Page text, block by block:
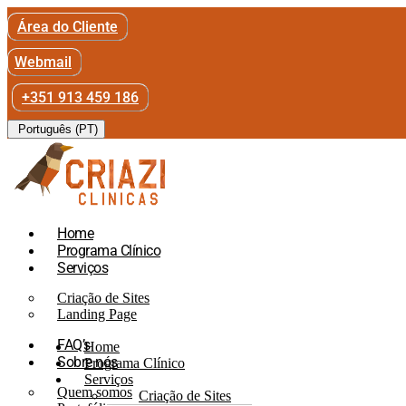
Área do Cliente
Webmail
+351 913 459 186
Português (PT)
Home
Programa Clínico
Serviços
Criação de Sites
Landing Page
FAQ’s
Sobre nós
Quem somos
Home
Programa Clínico
Serviços
Criação de Sites